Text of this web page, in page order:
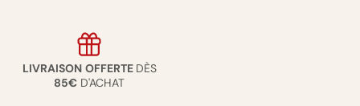
LIVRAISON OFFERTE DÈS
85€ D'ACHAT